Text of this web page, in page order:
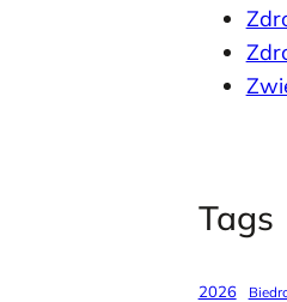
Tags
2026